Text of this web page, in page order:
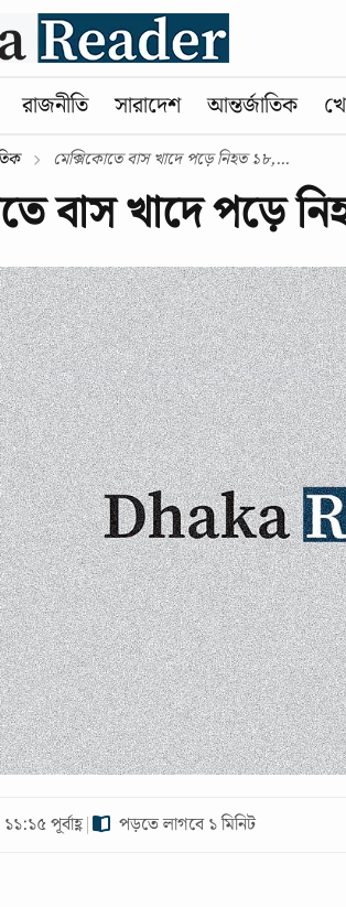
রাজনীতি সারাদেশ আন্তর্জাতিক
মেক্সিকোতে বাস খাদে পড়ে নিহত ১৮,...
বাস খাদে পড়ে
পূর্বাহ্ণ| পড়তে লাগবে ১ মিনিট